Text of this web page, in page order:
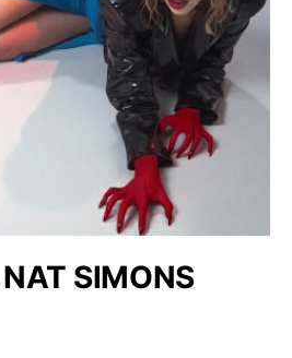
SIMONS